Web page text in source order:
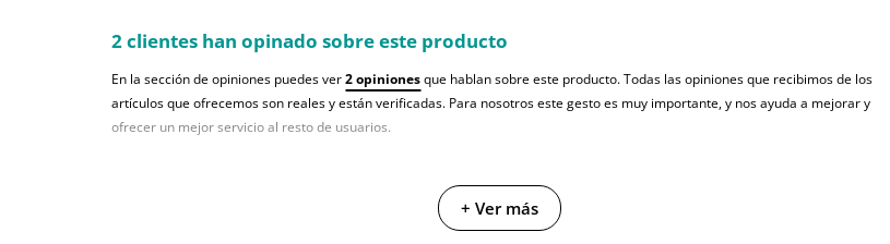
2 clientes han opinado sobre este producto
En la sección de opiniones puedes ver2 opinionesque hablan sobre este producto. Todas las opiniones que recibimos de los
artículos que ofrecemos son reales y están verificadas. Para nosotros este gesto es muy importante, y nos ayuda a mejorar y
ofrecer un mejor servicio al resto de usuarios.
+ Ver más